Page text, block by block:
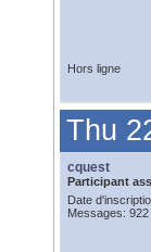
Hors ligne
Thu
cquest
Participant
Date
Messages: 922